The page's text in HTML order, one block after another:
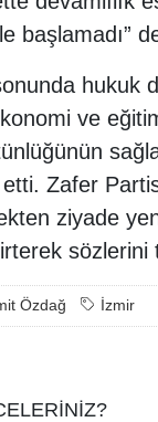
başlamadı”
hukuk
ve
Zafer
ziyade
sözlerini
Özdağ İzmir